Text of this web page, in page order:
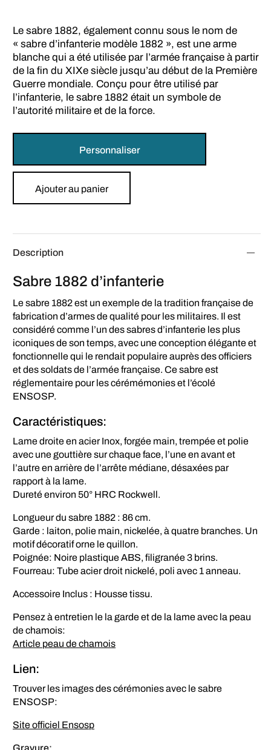
Le sabre 1882, également connu sous le nom de
« sabre d’infanterie modèle 1882 », est une arme
blanche qui a été utilisée par l’armée française à partir
de la fin du XIXe siècle jusqu’au début de la Première
Guerre mondiale. Conçu pour être utilisé par
l’infanterie, le sabre 1882 était un symbole de
l’autorité militaire et de la force.
Personnaliser
Ajouter au panier
Description
Sabre 1882 d’infanterie
Le sabre 1882 est un exemple de la tradition française de
fabrication d’armes de qualité pour les militaires. Il est
considéré comme l’un des sabres d’infanterie les plus
iconiques de son temps, avec une conception élégante et
fonctionnelle qui le rendait populaire auprès des officiers
et des soldats de l’armée française. Ce sabre est
réglementaire pour les cérémémonies et l’écolé
ENSOSP.
Caractéristiques:
Lame droite en acier Inox, forgée main, trempée et polie
avec une gouttière sur chaque face, l’une en avant et
l’autre en arrière de l’arrête médiane, désaxées par
rapport à la lame.
Dureté environ 50° HRC Rockwell.
Longueur du sabre 1882 : 86 cm.
Garde : laiton, polie main, nickelée, à quatre branches. Un
motif décoratif orne le quillon.
Poignée: Noire plastique ABS, filigranée 3 brins.
Fourreau: Tube acier droit nickelé, poli avec 1 anneau.
Accessoire Inclus : Housse tissu.
Pensez à entretien le la garde et de la lame avec la peau
de chamois:
Article peau de chamois
Lien:
Trouver les images des cérémonies avec le sabre
ENSOSP:
Site officiel Ensosp
Gravure: